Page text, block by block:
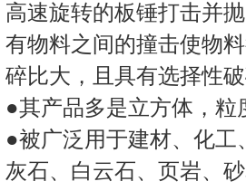
高速旋转的板锤打击并
有物料之间的撞击使物
碎比大，且具有选择性
●其产品多是立方体，粒
●被广泛用于建材、化
灰石、白云石、页岩、